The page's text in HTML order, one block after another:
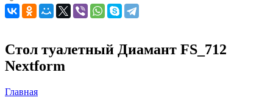
Стол туалетный Диамант FS_712
Nextform
Главная